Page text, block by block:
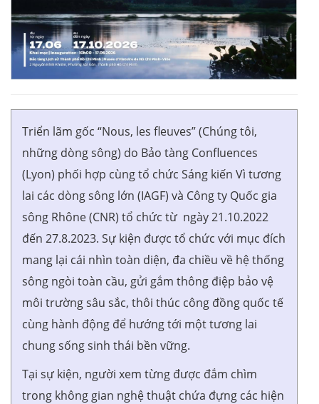
Triển lãm gốc “Nous, les fleuves” (Chúng tôi,
những dòng sông) do Bảo tàng Confluences
(Lyon) phối hợp cùng tổ chức Sáng kiến Vì tương
lai các dòng sông lớn (IAGF) và Công ty Quốc gia
sông Rhône (CNR) tổ chức từ ngày 21.10.2022
đến 27.8.2023. Sự kiện được tổ chức với mục đích
mang lại cái nhìn toàn diện, đa chiều về hệ thống
sông ngòi toàn cầu, gửi gắm thông điệp bảo vệ
môi trường sâu sắc, thôi thúc công đồng quốc tế
cùng hành động để hướng tới một tương lai
chung sống sinh thái bền vững.
Tại sự kiện, người xem từng được đắm chìm
trong không gian nghệ thuật chứa đựng các hiện